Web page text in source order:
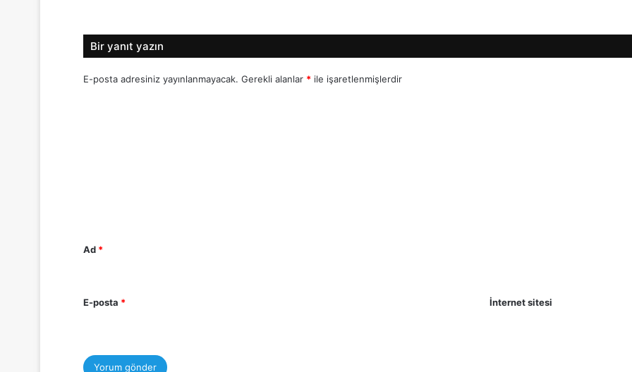
Bir yanıt yazın
E-posta adresiniz yayınlanmayacak. Gerekli alanlar * ile işaretlenmişlerdir
Ad *
E-posta * İnternet sitesi